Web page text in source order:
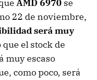
AMD 6970 se
22 de noviembre,
será muy
el stock de
muy escaso
como poco, será